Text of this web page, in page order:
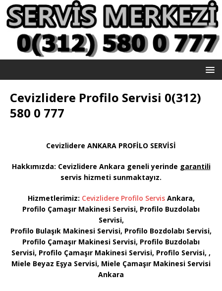
Cevizlidere Profilo Servisi 0(312)
580 0 777
Cevizlidere ANKARA PROFİLO SERVİSİ
Hakkımızda: Cevizlidere Ankara geneli yerinde garantili
servis hizmeti sunmaktayız.
Hizmetlerimiz: Cevizlidere Profilo ServisAnkara,
Profilo Çamaşır Makinesi Servisi, Profilo Buzdolabı
Servisi,
Profilo Bulaşık Makinesi Servisi, Profilo Bozdolabı Servisi,
Profilo Çamaşır Makinesi Servisi, Profilo Buzdolabı
Servisi, Profilo Çamaşır Makinesi Servisi, Profilo Servisi, ,
Miele Beyaz Eşya Servisi, Miele Çamaşır Makinesi Servisi
Ankara